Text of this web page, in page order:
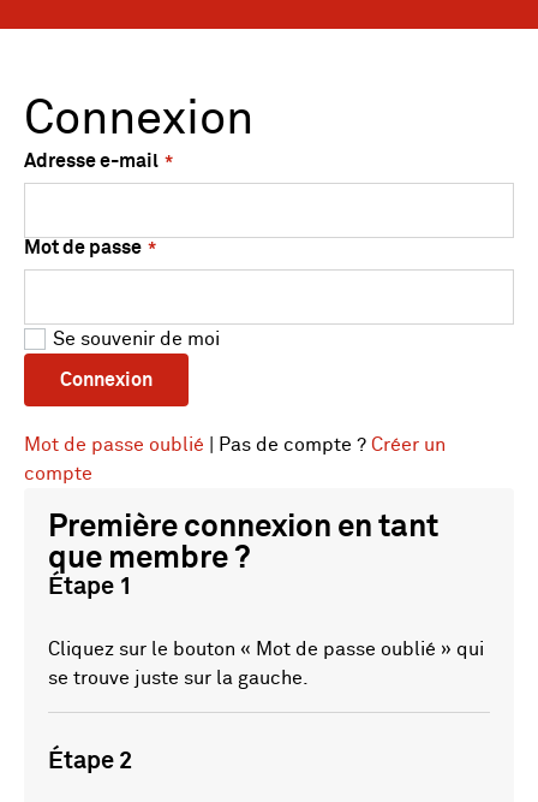
Connexion
Adresse e-mail
Mot de passe
Se souvenir de moi
Connexion
Mot de passe oublié | Pas de compte ? Créer un
compte
Première connexion en tant
que membre ?
Étape 1
Cliquez sur le bouton « Mot de passe oublié » qui
se trouve juste sur la gauche.
Étape 2